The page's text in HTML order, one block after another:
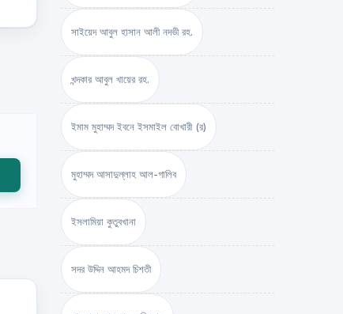
সাইয়েদ আবুল হাসান আলী নদভী রহ.
খন্দকার আবুল খায়ের রহ.
ইমাম মুহাম্মদ ইবনে ইসমাইল বোখারী (র)
মুহাম্মদ আসাদুল্লাহ আল-গালিব
ইসলামিয়া কুতুবখানা
সদর উদ্দিন আহমদ চিশতী